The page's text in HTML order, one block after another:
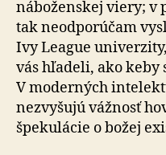
náboženskej viery; v
tak neodporúčam
Ivy League
vás hľadeli, ako
V moderných
nezvyšujú vážnosť
špekulácie o božej